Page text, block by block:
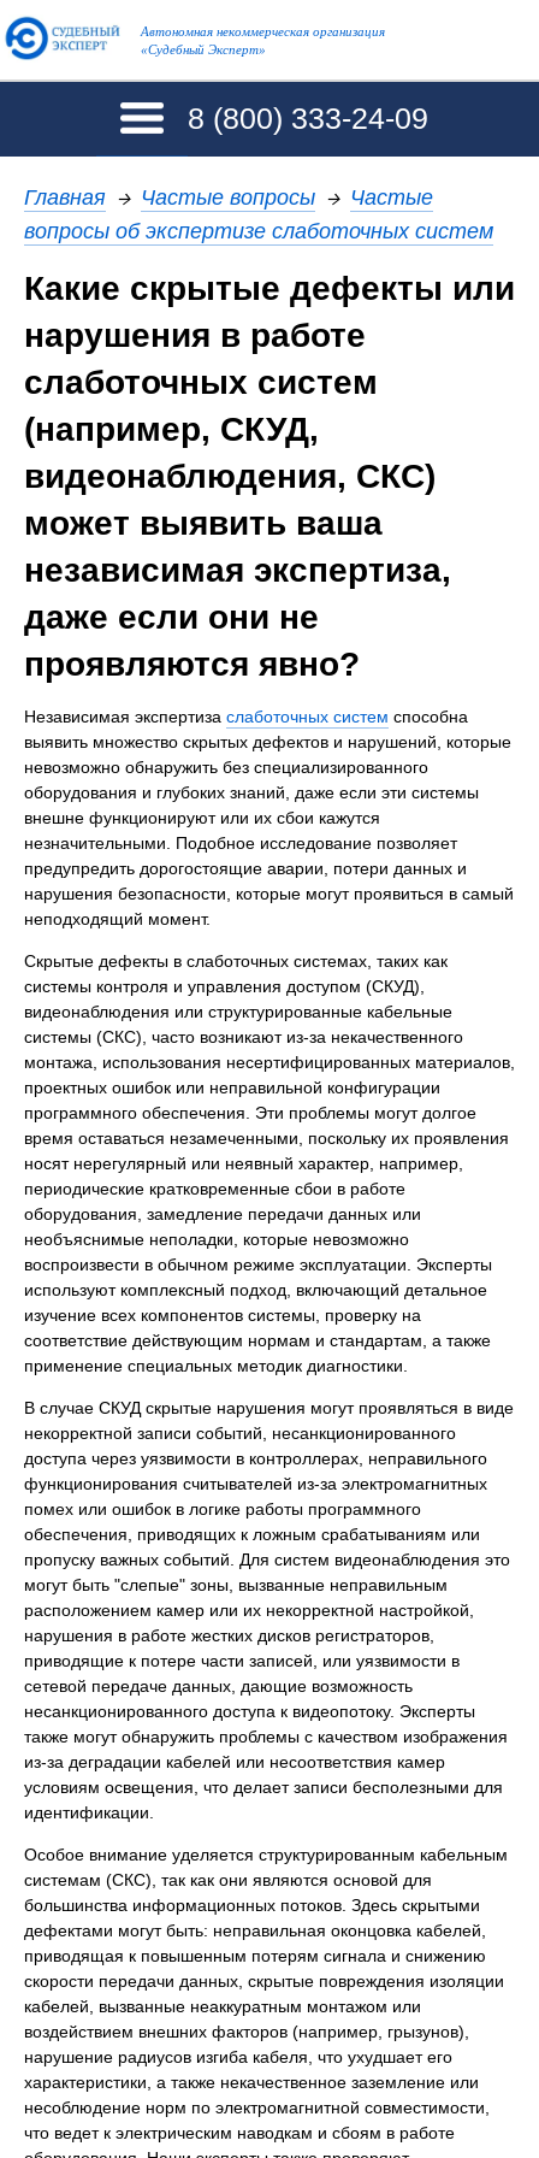
Автономная некоммерческая организация
«Судебный Эксперт»
8 (800) 333-24-09
Главная → Частые вопросы → Частые
вопросы об экспертизе слаботочных систем
Какие скрытые дефекты или
нарушения в работе
слаботочных систем
(например, СКУД,
видеонаблюдения, СКС)
может выявить ваша
независимая экспертиза,
даже если они не
проявляются явно?
Независимая экспертиза слаботочных систем способна
выявить множество скрытых дефектов и нарушений, которые
невозможно обнаружить без специализированного
оборудования и глубоких знаний, даже если эти системы
внешне функционируют или их сбои кажутся
незначительными. Подобное исследование позволяет
предупредить дорогостоящие аварии, потери данных и
нарушения безопасности, которые могут проявиться в самый
неподходящий момент.
Скрытые дефекты в слаботочных системах, таких как
системы контроля и управления доступом (СКУД),
видеонаблюдения или структурированные кабельные
системы (СКС), часто возникают из-за некачественного
монтажа, использования несертифицированных материалов,
проектных ошибок или неправильной конфигурации
программного обеспечения. Эти проблемы могут долгое
время оставаться незамеченными, поскольку их проявления
носят нерегулярный или неявный характер, например,
периодические кратковременные сбои в работе
оборудования, замедление передачи данных или
необъяснимые неполадки, которые невозможно
воспроизвести в обычном режиме эксплуатации. Эксперты
используют комплексный подход, включающий детальное
изучение всех компонентов системы, проверку на
соответствие действующим нормам и стандартам, а также
применение специальных методик диагностики.
В случае СКУД скрытые нарушения могут проявляться в виде
некорректной записи событий, несанкционированного
доступа через уязвимости в контроллерах, неправильного
функционирования считывателей из-за электромагнитных
помех или ошибок в логике работы программного
обеспечения, приводящих к ложным срабатываниям или
пропуску важных событий. Для систем видеонаблюдения это
могут быть "слепые" зоны, вызванные неправильным
расположением камер или их некорректной настройкой,
нарушения в работе жестких дисков регистраторов,
приводящие к потере части записей, или уязвимости в
сетевой передаче данных, дающие возможность
несанкционированного доступа к видеопотоку. Эксперты
также могут обнаружить проблемы с качеством изображения
из-за деградации кабелей или несоответствия камер
условиям освещения, что делает записи бесполезными для
идентификации.
Особое внимание уделяется структурированным кабельным
системам (СКС), так как они являются основой для
большинства информационных потоков. Здесь скрытыми
дефектами могут быть: неправильная оконцовка кабелей,
приводящая к повышенным потерям сигнала и снижению
скорости передачи данных, скрытые повреждения изоляции
кабелей, вызванные неаккуратным монтажом или
воздействием внешних факторов (например, грызунов),
нарушение радиусов изгиба кабеля, что ухудшает его
характеристики, а также некачественное заземление или
несоблюдение норм по электромагнитной совместимости,
что ведет к электрическим наводкам и сбоям в работе